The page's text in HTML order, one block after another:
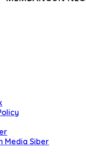
Media Siber